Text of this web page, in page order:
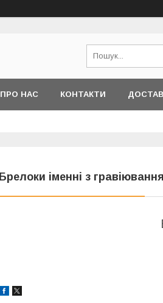
ПРО НАС КОНТАКТИ
Брелоки іменні з